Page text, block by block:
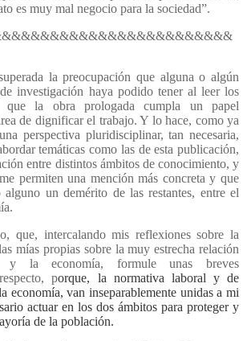
es muy mal negocio para la sociedad”.
la preocupación que alguna o algún
investigación haya podido tener al leer los
que la obra prologada cumpla un papel
de dignificar el trabajo. Y lo hace, como ya
perspectiva pluridisciplinar, tan necesaria,
temáticas como las de esta publicación,
entre distintos ámbitos de conocimiento, y
permiten una mención más concreta y que
un demérito de las restantes, entre el
que, intercalando mis reflexiones sobre la
mías propias sobre la muy estrecha relación
y la economía, formule unas breves
porque, la normativa laboral y de
economía, van inseparablemente unidas a mi
actuar en los dos ámbitos para proteger y
de la población.